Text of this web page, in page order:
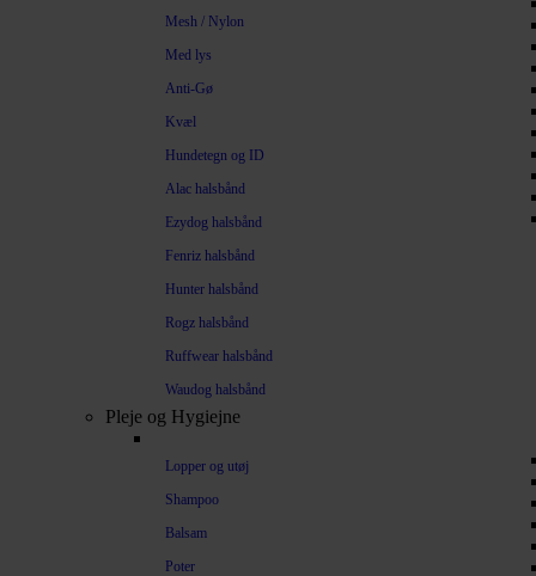
Mesh / Nylon
Med lys
Anti-Gø
Kvæl
Hundetegn og ID
Alac halsbånd
Ezydog halsbånd
Fenriz halsbånd
Hunter halsbånd
Rogz halsbånd
Ruffwear halsbånd
Waudog halsbånd
Pleje og Hygiejne
Lopper og utøj
Shampoo
Balsam
Poter